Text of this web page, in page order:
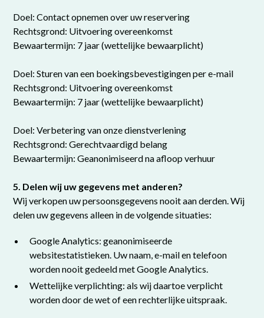
Doel: Contact opnemen over uw reservering
Rechtsgrond: Uitvoering overeenkomst
Bewaartermijn: 7 jaar (wettelijke bewaarplicht)
Doel: Sturen van een boekingsbevestigingen per e-mail
Rechtsgrond: Uitvoering overeenkomst
Bewaartermijn: 7 jaar (wettelijke bewaarplicht)
Doel: Verbetering van onze dienstverlening
Rechtsgrond: Gerechtvaardigd belang
Bewaartermijn: Geanonimiseerd na afloop verhuur
5. Delen wij uw gegevens met anderen?
Wij verkopen uw persoonsgegevens nooit aan derden. Wij
delen uw gegevens alleen in de volgende situaties:
Google Analytics: geanonimiseerde
websitestatistieken. Uw naam, e-mail en telefoon
worden nooit gedeeld met Google Analytics.
Wettelijke verplichting: als wij daartoe verplicht
worden door de wet of een rechterlijke uitspraak.